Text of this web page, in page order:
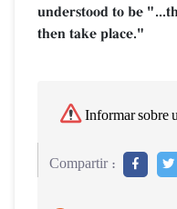
understood to be
then take place."
Informar sobre
Compartir :